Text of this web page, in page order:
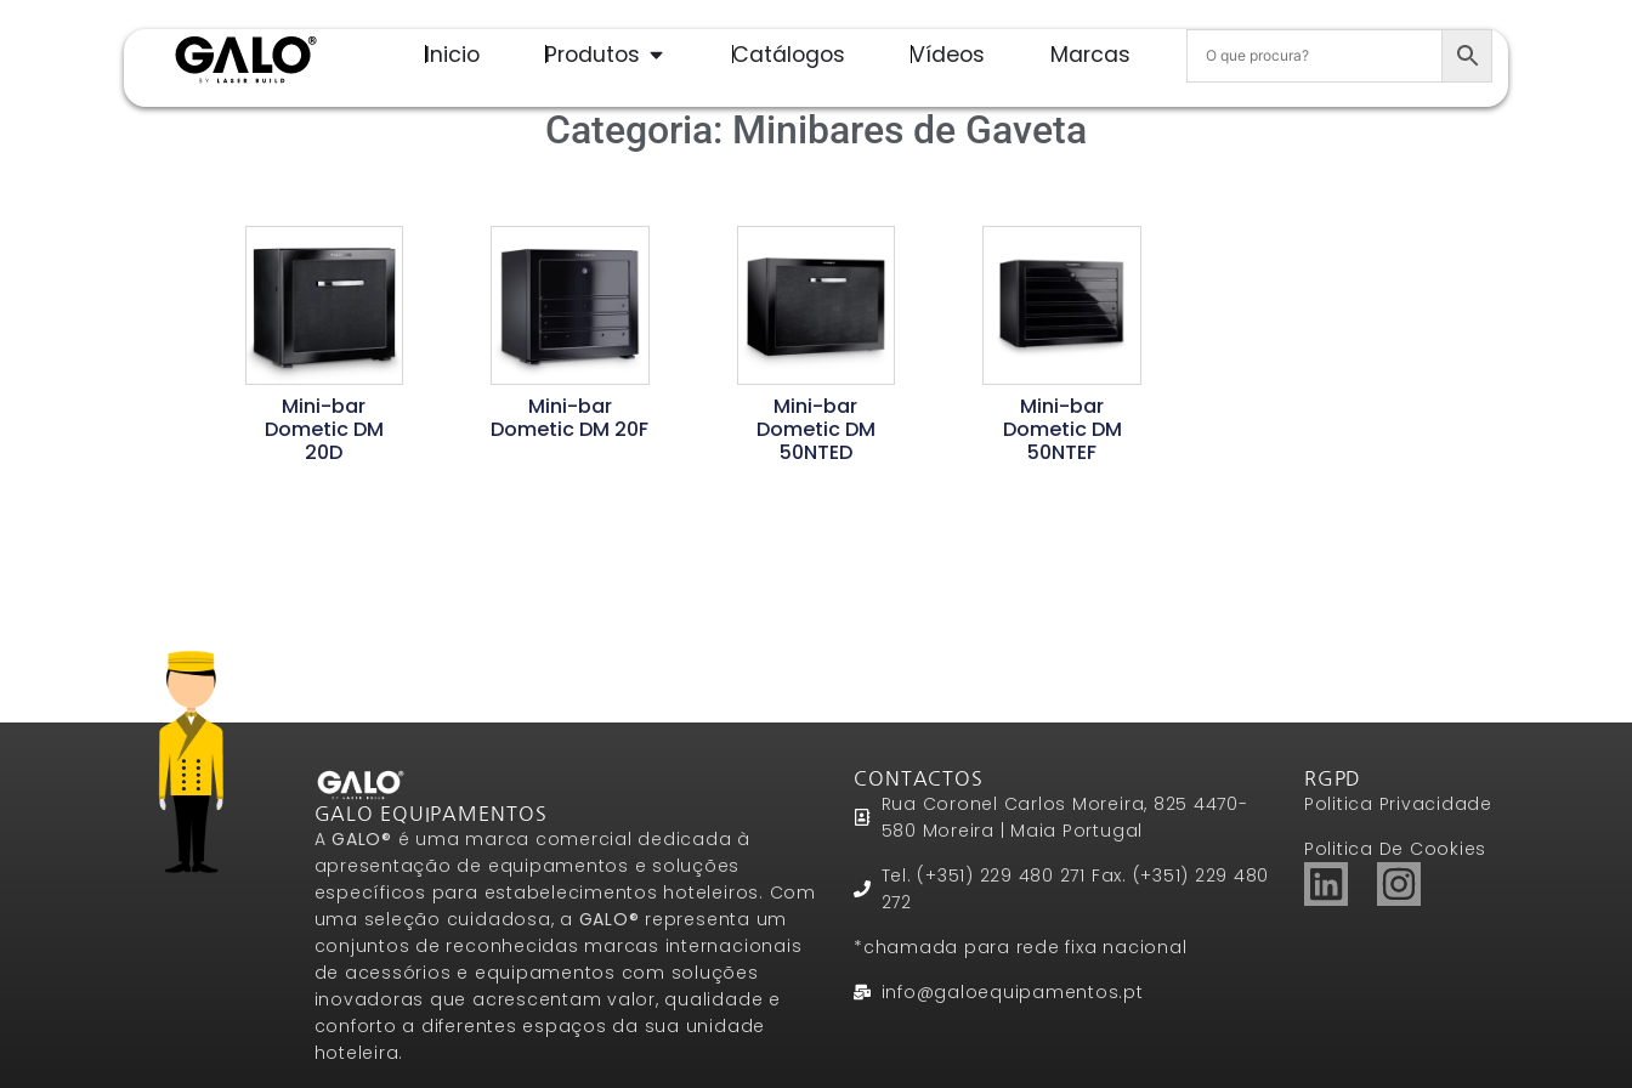
Inicio Produtos Catálogos Vídeos Marcas
Categoria: Minibares de Gaveta
Mini-bar
Dometic DM
20D
Mini-bar
Dometic DM 20F
Mini-bar
Dometic DM
50NTED
Mini-bar
Dometic DM
50NTEF
GALO EQUIPAMENTOS
AGALO® é uma marca comercial dedicada à
apresentação de equipamentos e soluções
específicos para estabelecimentos hoteleiros. Com
uma seleção cuidadosa, a GALO® representa um
conjuntos de reconhecidas marcas internacionais
de acessórios e equipamentos com soluções
inovadoras que acrescentam valor, qualidade e
conforto a diferentes espaços da sua unidade
hoteleira.
CONTACTOS
Rua Coronel Carlos Moreira, 825 4470-
580 Moreira | Maia Portugal
Tel. (+351) 229 480 271 Fax. (+351) 229 480
272
*chamada para rede fixa nacional
info@galoequipamentos.pt
RGPD
Politica Privacidade
Politica De Cookies